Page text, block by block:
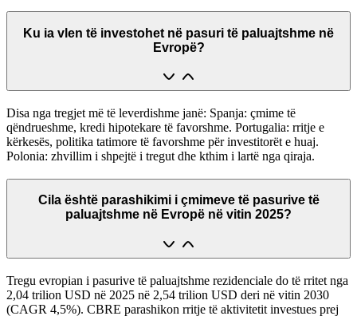
Ku ia vlen të investohet në pasuri të paluajtshme në
Evropë?
Disa nga tregjet më të leverdishme janë: Spanja: çmime të
qëndrueshme, kredi hipotekare të favorshme. Portugalia: rritje e
kërkesës, politika tatimore të favorshme për investitorët e huaj.
Polonia: zhvillim i shpejtë i tregut dhe kthim i lartë nga qiraja.
Cila është parashikimi i çmimeve të pasurive të
paluajtshme në Evropë në vitin 2025?
Tregu evropian i pasurive të paluajtshme rezidenciale do të rritet nga
2,04 trilion USD në 2025 në 2,54 trilion USD deri në vitin 2030
(CAGR 4,5%). CBRE parashikon rritje të aktivitetit investues prej